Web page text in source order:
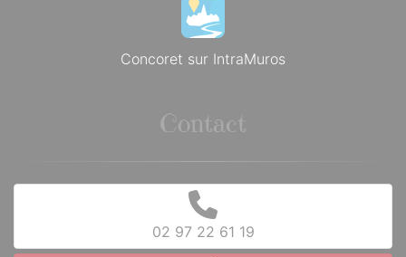
Concoret sur IntraMuros
Contact
02 97 22 61 19